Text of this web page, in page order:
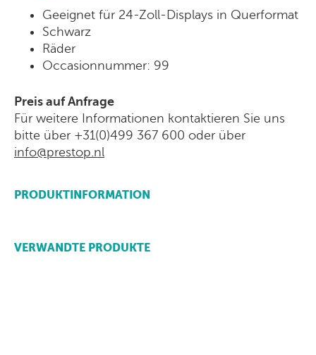
Geeignet für 24-Zoll-Displays in Querformat
Schwarz
Räder
Occasionnummer: 99
Preis auf Anfrage
Für weitere Informationen kontaktieren Sie uns
bitte über +31(0)499 367 600 oder über
info@prestop.nl
PRODUKTINFORMATION
VERWANDTE PRODUKTE